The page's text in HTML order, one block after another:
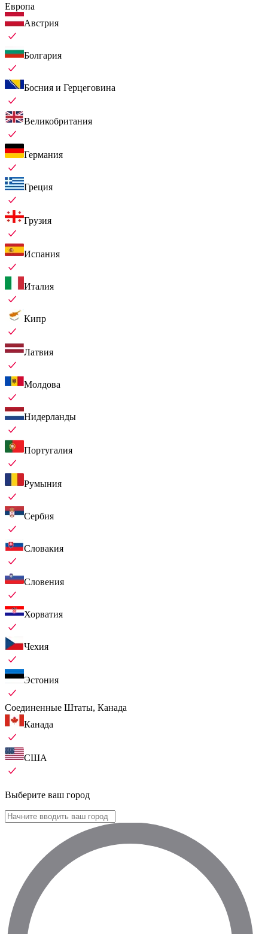
Европа
Австрия
Болгария
Босния и Герцеговина
Великобритания
Германия
Греция
Грузия
Испания
Италия
Кипр
Латвия
Молдова
Нидерланды
Португалия
Румыния
Сербия
Словакия
Словения
Хорватия
Чехия
Эстония
Соединенные Штаты, Канада
Канада
США
Выберите ваш город